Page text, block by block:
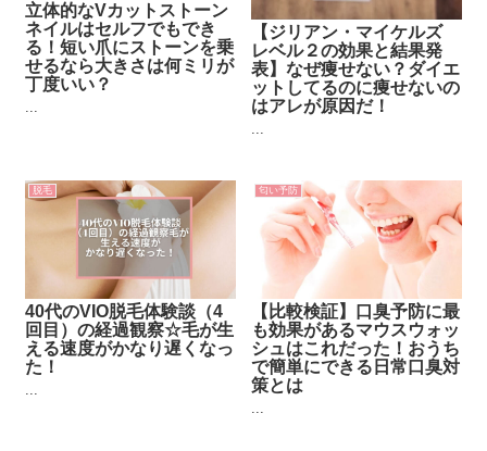
立体的なVカットストーン
ネイルはセルフでもでき
る！短い爪にストーンを乗
せるなら大きさは何ミリが
丁度いい？
...
【ジリアン・マイケルズ
レベル２の効果と結果発
表】なぜ痩せない？ダイエ
ットしてるのに痩せないの
はアレが原因だ！
脱毛
40代のVIO脱毛体験談（4
回目）の経過観察☆毛が生
える速度がかなり遅くなっ
た！
...
匂い予防
【比較検証】口臭予防に最
も効果があるマウスウォッ
シュはこれだった！おうち
で簡単にできる日常口臭対
策とは
...